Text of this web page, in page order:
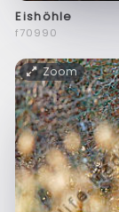
Eishöhle
f70990
Zoom